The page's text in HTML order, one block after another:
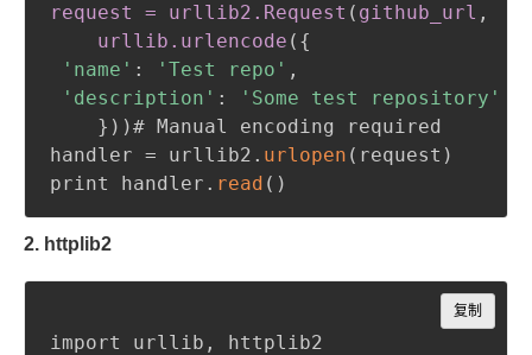
request = urllib2 .Request ( github_url ,
	urllib
.urlencode ( {
'name' : 'Test repo' ,
'description' :
'Some test repository'
} ) )# Manual encoding required
handler = urllib2. urlopen ( request )
print handler. read ( )
2. httplib2
import urllib ,
httplib2
复制
Copy